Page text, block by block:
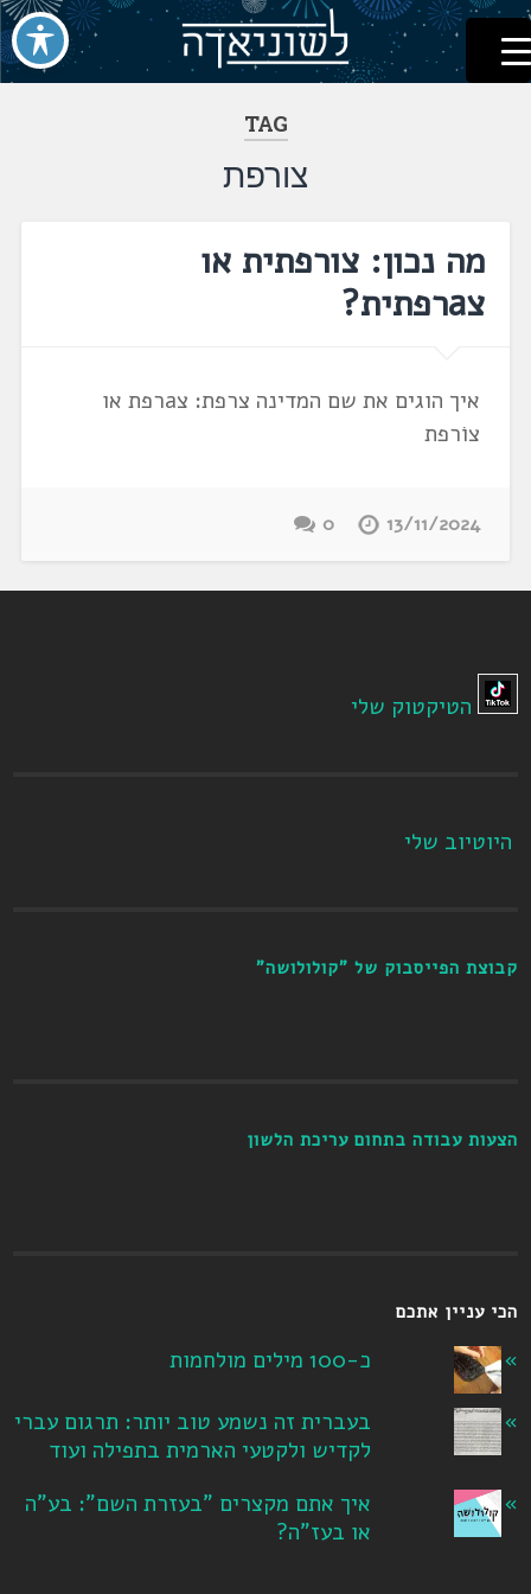
דלג
לתוכן
לשוניאדה
עברית. לשון. שפה
TAG
צורפת
מה נכון: צורפתית או
צaרפתית?
איך הוגים את שם המדינה צרפת: צaרפת או
צוֹרפת
13/11/2024
0
הטיקטוק שלי
היוטיוב שלי
קבוצת הפייסבוק של "קולולושה"
הצעות עבודה בתחום עריכת הלשון
הכי עניין אתכם
כ-100 מילים מולחמות
בעברית זה נשמע טוב יותר: תרגום עברי
לקדיש ולקטעי הארמית בתפילה ועוד
איך אתם מקצרים "בעזרת השם": בע"ה
או בעז"ה?